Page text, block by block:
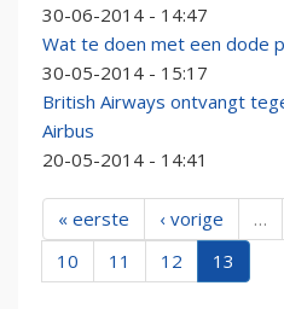
30-06-2014 - 14:47
Wat te doen met een dode
30-05-2014 - 15:17
British Airways ontvangt
Airbus
20-05-2014 - 14:41
« eerste ‹ vorige …
10
11 12 13